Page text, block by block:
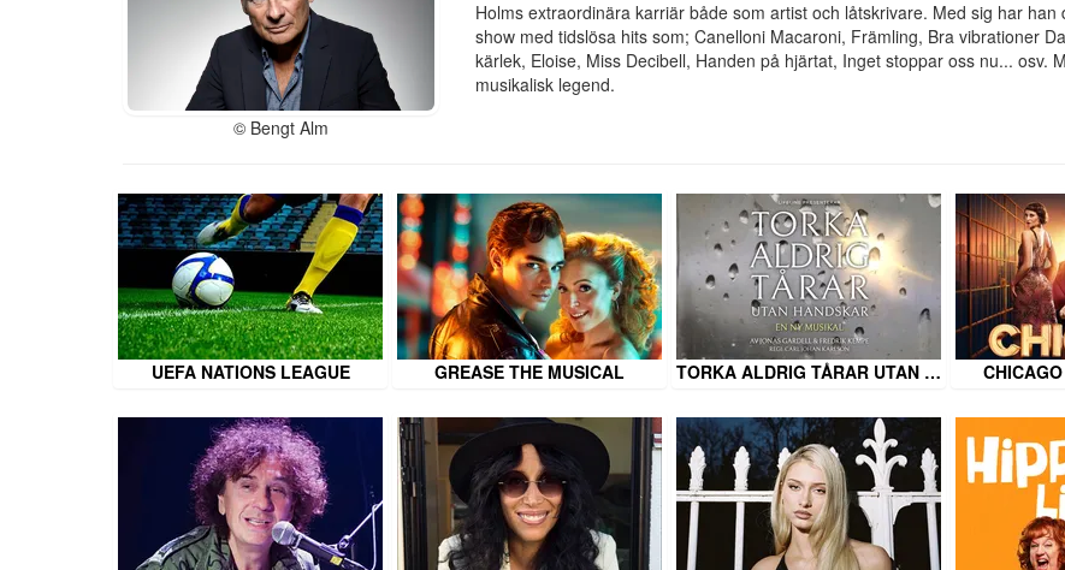
© Bengt Alm
Holms extraordinära karriär både som artist och låtskrivare. Med sig har
show med tidslösa hits som; Canelloni Macaroni, Främling, Bra vibrationer
kärlek, Eloise, Miss Decibell, Handen på hjärtat, Inget stoppar oss nu... osv.
musikalisk legend.
UEFA NATIONS LEAGUE GREASE THE MUSICAL TORKA ALDRIG TÅRAR UTAN …